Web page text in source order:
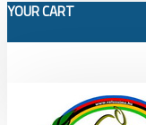
YOUR CART